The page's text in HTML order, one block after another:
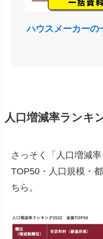
ハウスメーカーの
人口増減率ランキ
さっそく「人口増減
TOP50・人口規模・
ちら。